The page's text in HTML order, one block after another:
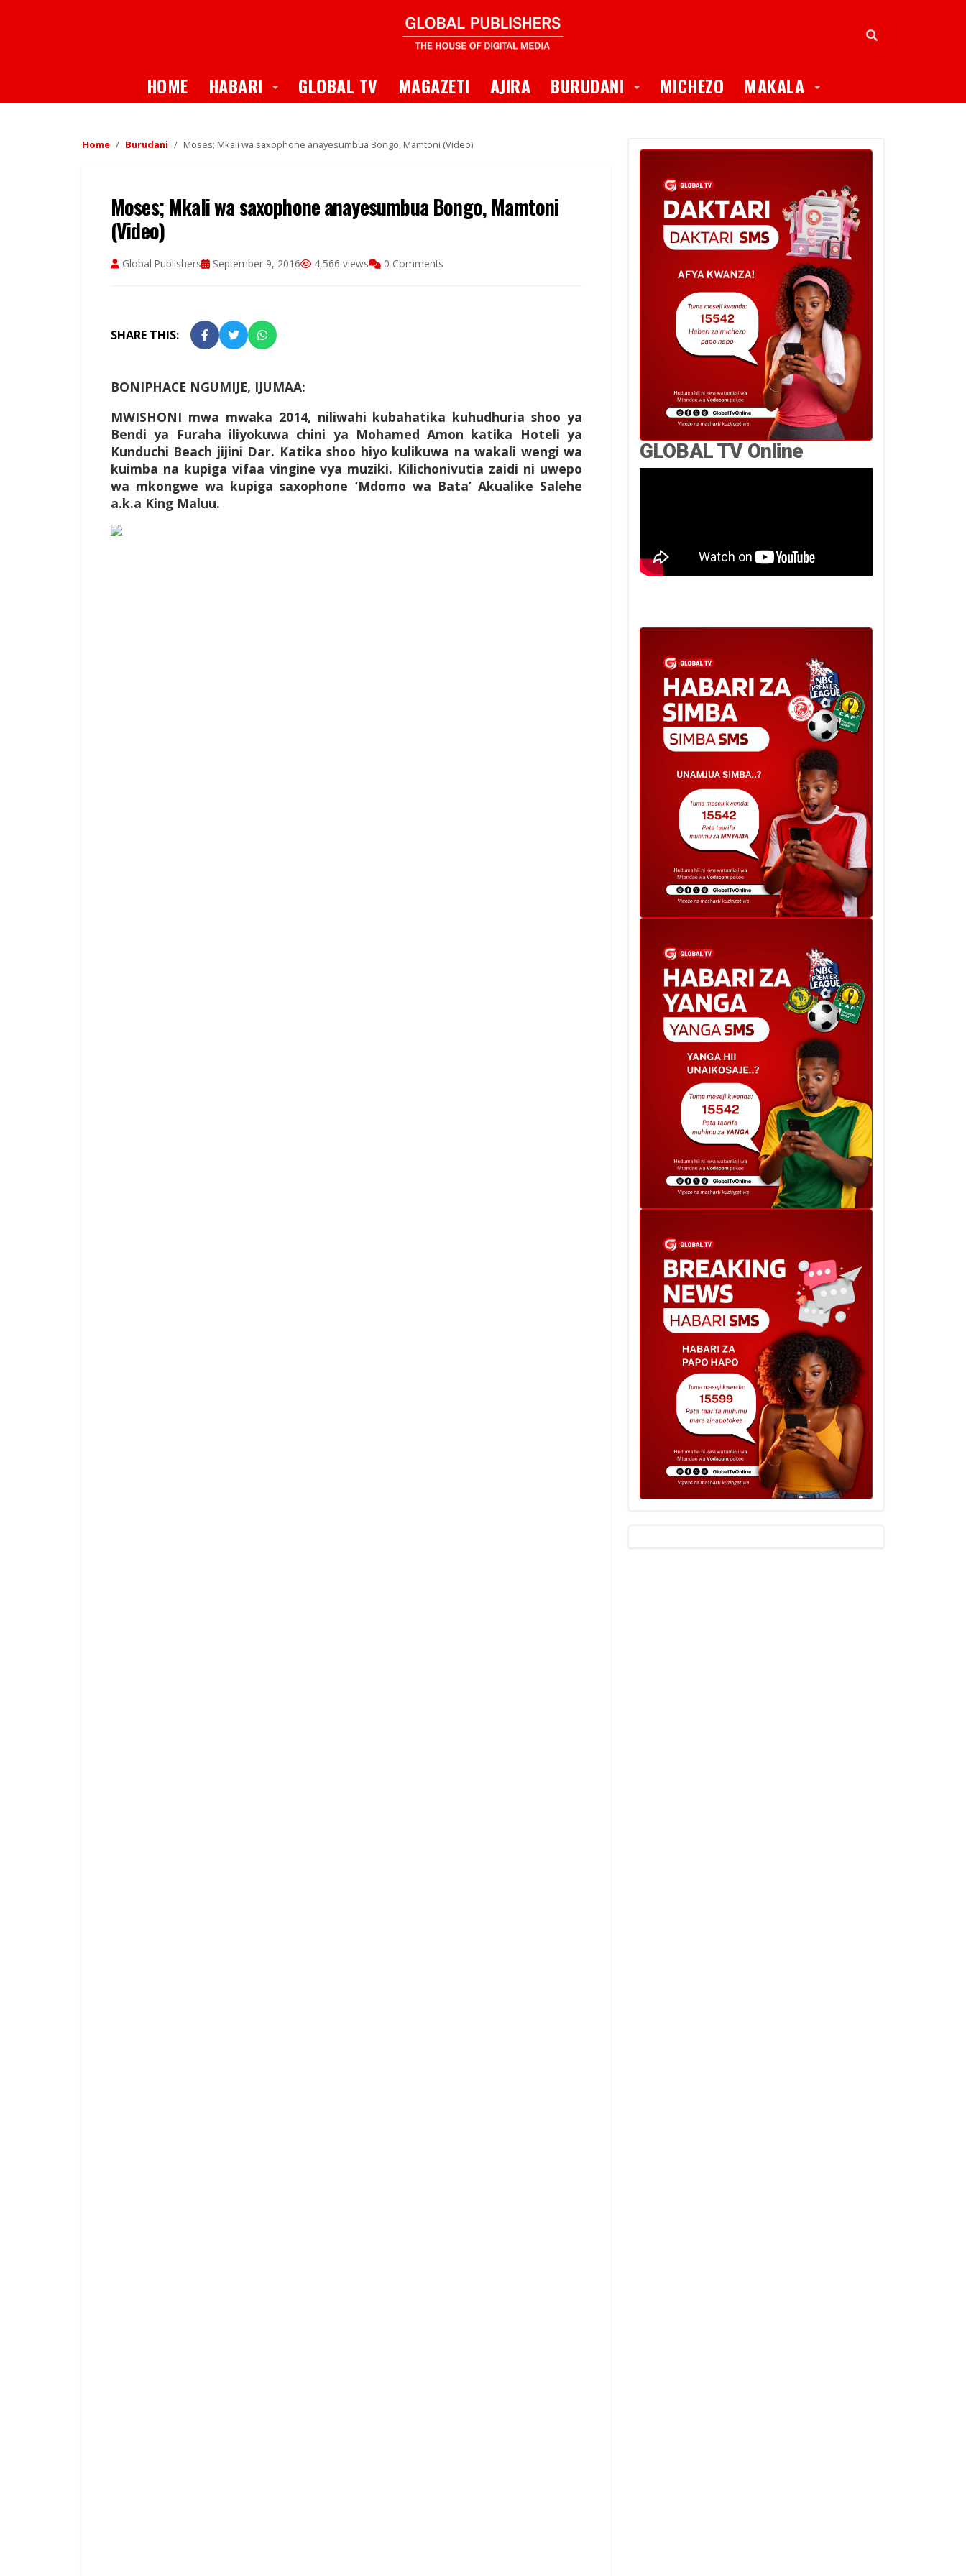
HOME HABARI Toggle Dropdown
GLOBAL TV MAGAZETI AJIRA BURUDANI Toggle Dropdown
MICHEZO MAKALA Toggle Dropdown
Home Burudani Moses; Mkali wa saxophone anayesumbua Bongo, Mamtoni (Video)
Moses; Mkali wa saxophone anayesumbua Bongo, Mamtoni
(Video)
Global Publishers September 9, 2016 4,566 views 0 Comments
SHARE THIS:
BONIPHACE NGUMIJE, IJUMAA:
MWISHONI mwa mwaka 2014, niliwahi kubahatika kuhudhuria shoo ya
Bendi ya Furaha iliyokuwa chini ya Mohamed Amon katika Hoteli ya
Kunduchi Beach jijini Dar. Katika shoo hiyo kulikuwa na wakali wengi wa
kuimba na kupiga vifaa vingine vya muziki. Kilichonivutia zaidi ni uwepo
wa mkongwe wa kupiga saxophone ‘Mdomo wa Bata’ Akualike Salehe
a.k.a King Maluu.
GLOBAL TV Online